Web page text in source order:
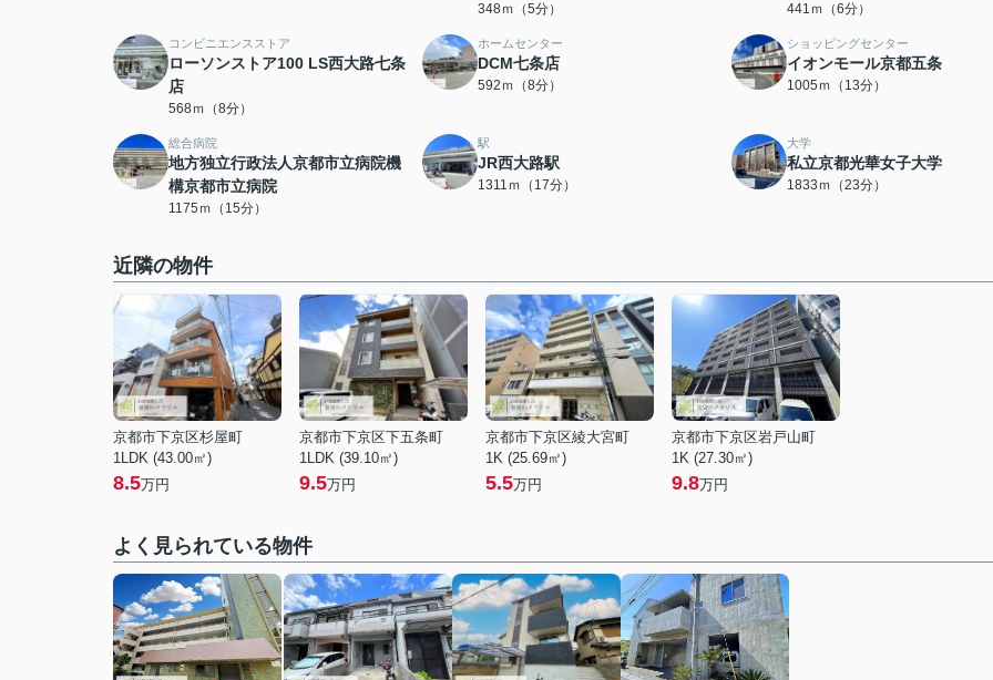
348ｍ（5分） 441ｍ（6分）
コンビニエンスストア
ローソンストア100 LS西大路七条
店
568ｍ（8分）
ホームセンター
DCM七条店
592ｍ（8分）
ショッピングセンター
イオンモール京都五条
1005ｍ（13分）
総合病院
地方独立行政法人京都市立病院機
構京都市立病院
1175ｍ（15分）
駅
JR西大路駅
1311ｍ（17分）
大学
私立京都光華女子大学
1833ｍ（23分）
近隣の物件
京都市下京区杉屋町
1LDK (43.00㎡)
8.5万円
京都市下京区下五条町
1LDK (39.10㎡)
9.5万円
京都市下京区綾大宮町
1K (25.69㎡)
5.5万円
京都市下京区岩戸山町
1K (27.30㎡)
9.8万円
よく見られている物件